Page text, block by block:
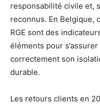
responsabilité civile et,
reconnus. En Belgique,
RGE sont des
éléments pour
correctement son
durable.
Les retours clients en